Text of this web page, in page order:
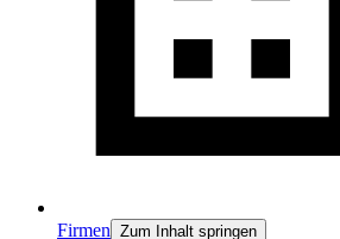
Firmen Zum Inhalt springen